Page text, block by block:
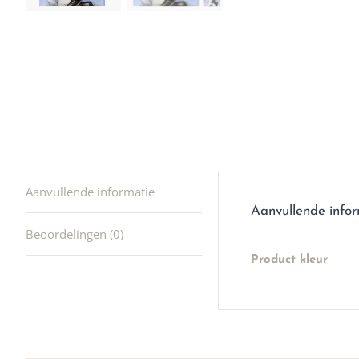
ook
Aanvullende informatie
Beoordelingen (0)
Aanvullende
Product kleur